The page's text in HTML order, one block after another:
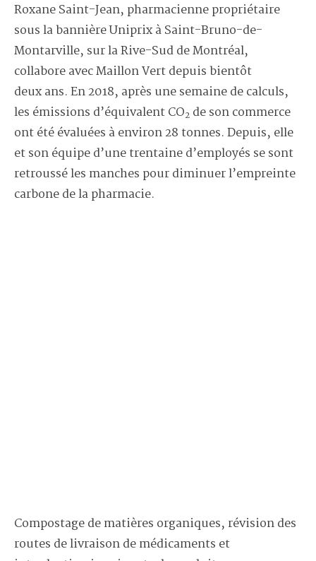
Roxane Saint-Jean, pharmacienne propriétaire
sous la bannière Uniprix à Saint-Bruno-de-
Montarville, sur la Rive-Sud de Montréal,
collabore avec Maillon Vert depuis bientôt
deux ans. En 2018, après une semaine de calculs,
les émissions d’équivalent CO2 de son commerce
ont été évaluées à environ 28 tonnes. Depuis, elle
et son équipe d’une trentaine d’employés se sont
retroussé les manches pour diminuer l’empreinte
carbone de la pharmacie.
Compostage de matières organiques, révision des
routes de livraison de médicaments et